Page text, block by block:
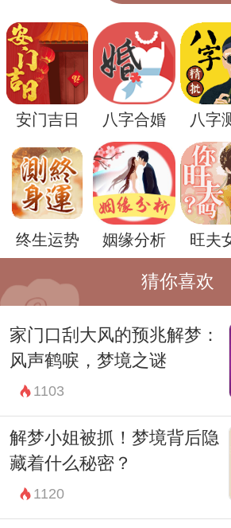
不安，或者是在提醒你要警
险和危险。
然而，并不是所有的梦境都
意义，梦见蓝色鲫鱼的含义
的具体情况和生活经历来进
的过程中，我们常常会受到
情绪的影响，因此梦境的解
这些因素。
同时，除了周公解梦的解释
学也提供了一些对梦境的解
一种心灵的表达和释放，是
的宣泄和调节。因此，梦见
是在暗示着你内心深处的某
总的来说，梦见蓝色鲫鱼是
义的梦境，它可能预示着好
能暗示着内心的困扰和挑战
境的含义如何，都需要我们
安门吉日 八字合婚 八字
终生运势 姻缘分析 旺夫
猜你喜欢
家门口刮大风的预兆解梦：
风声鹤唳，梦境之谜
1103
解梦小姐被抓！梦境背后隐
藏着什么秘密？
1120